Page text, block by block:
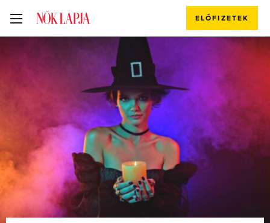
ELŐFIZETEK